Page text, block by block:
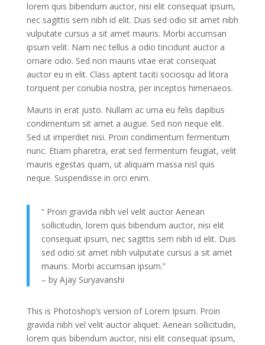
lorem quis bibendum auctor, nisi elit consequat ipsum,
nec sagittis sem nibh id elit. Duis sed odio sit amet nibh
vulputate cursus a sit amet mauris. Morbi accumsan
ipsum velit. Nam nec tellus a odio tincidunt auctor a
ornare odio. Sed non mauris vitae erat consequat
auctor eu in elit. Class aptent taciti sociosqu ad litora
torquent per conubia nostra, per inceptos himenaeos.
Mauris in erat justo. Nullam ac urna eu felis dapibus
condimentum sit amet a augue. Sed non neque elit.
Sed ut imperdiet nisi. Proin condimentum fermentum
nunc. Etiam pharetra, erat sed fermentum feugiat, velit
mauris egestas quam, ut aliquam massa nisl quis
neque. Suspendisse in orci enim.
“ Proin gravida nibh vel velit auctor Aenean
sollicitudin, lorem quis bibendum auctor, nisi elit
consequat ipsum, nec sagittis sem nibh id elit. Duis
sed odio sit amet nibh vulputate cursus a sit amet
mauris. Morbi accumsan ipsum.”
– by Ajay Suryavanshi
This is Photoshop’s version of Lorem Ipsum. Proin
gravida nibh vel velit auctor aliquet. Aenean sollicitudin,
lorem quis bibendum auctor, nisi elit consequat ipsum,